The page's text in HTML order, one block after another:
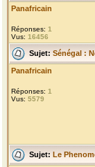
Panafricain
Réponses: 1
Vus: 16456
Sujet: Sénégal :
Panafricain
Réponses: 1
Vus: 5579
Sujet: Le